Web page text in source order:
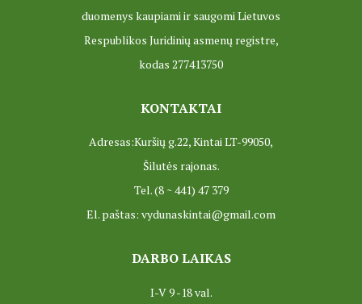
duomenys kaupiami ir saugomi Lietuvos
Respublikos Juridinių asmenų registre,
kodas 277413750
KONTAKTAI
Adresas:Kuršių g.22, Kintai LT-99050,
Šilutės rajonas.
Tel. (8 ~ 441) 47 379
El. paštas: vydunaskintai@gmail.com
DARBO LAIKAS
I-V 9 -18 val.